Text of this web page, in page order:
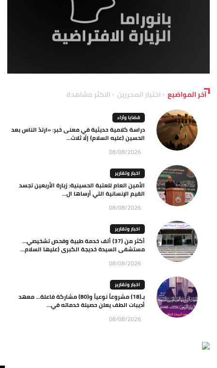
آخر المواضيع اختيار المحررين الاكثر مشاهدة
قضايا وآراء
دراسة كلامية حديثية في معنى خبر: «ارتدّ الناس بعد
الحسين (عليه السلام) إلّا ثلاث...
08/08/2026
اخبار وتقارير
الأمين العام للعتبة الحسينية: زيارة الأربعين تجسد
القيم الإنسانية التي أرساها ال...
08/08/2026
اخبار وتقارير
أكثر من (37) ألف خدمة طبية وفحص تشخيصي…
مستشفى السيدة خديجة الكبرى (عليها السلام...
08/08/2026
اخبار وتقارير
بـ(18) مشروعاً نوعياً و(80) مشاركة فاعلة… معهد
أديبات الطف يعلن حصيلة خدماته في...
08/08/2026